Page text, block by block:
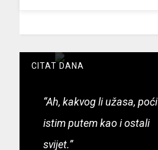
CITAT DANA
“Ah, kakvog li užasa, poći
istim putem kao i ostali
svijet.”